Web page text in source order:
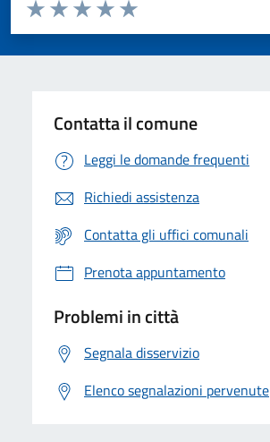
Valuta 5 stelle su 5
Valuta 4 stelle su 5
Valuta 3 stelle su 5
Valuta 2 stelle su 5
Valuta 1 stelle su 5
Contatta il comune
Leggi le domande frequenti
Richiedi assistenza
Contatta gli uffici comunali
Prenota appuntamento
Problemi in città
Segnala disservizio
Elenco segnalazioni pervenute